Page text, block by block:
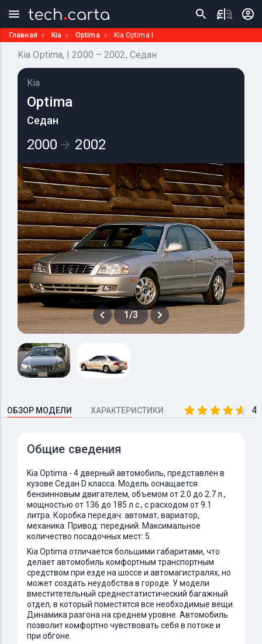
Главная Kia Optima Kia Optima I
Kia Optima, I 2000 – 2002, Седан
Kia
Optima
Седан
2000 2002
1/3
ОБЗОР МОДЕЛИ ХАРАКТЕРИСТИКИ
Общие сведения
Kia Optima - 4 дверный автомобиль, представлен в
кузове Седан D класса. Модель оснащается
бензинновым двигателем, объемом от 2.0 до 2.7 л.,
мощностью от 136 до 185 л.с., с расходом от 9.1
литра. Коробка передач: автомат, вариатор,
механика. Привод: передний. Максимальное
количество посадочных мест: 5.
Kia Optima отличается большими габаритами, что
делает автомобиль комфортным транспортным
средством при езде на шоссе и автомагистралях, но
может создать неудобства в городе. У модели
вместитетельный среднестатистический багажный
отдел, в который поместятся все необходимые вещи.
Динамика разгона на среднем уровне. Автомобиль
позволит комфортно чувствовать себя в потоке и
при обгоне.